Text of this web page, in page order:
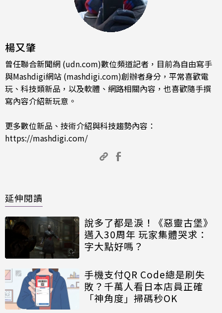
楊又肇
曾任聯合新聞網 (udn.com)數位頻道記者，目前為自由寫手
與Mashdigi網站 (mashdigi.com)創辦者身分，平常喜歡電
玩、科技類新品，以及軟體、網路相關內容，也喜歡隨手撰
寫內容介紹新玩意。
更多數位新品、技術介紹與科技趨勢內容：
https://mashdigi.com/
延伸閱讀
說多了都是淚！《惡靈古堡》
邁入30周年 玩家集體哭求：
字大點好嗎？
手機支付QR Code總是刷失
敗？千萬人看日本店員正確
「神角度」掃碼秒OK